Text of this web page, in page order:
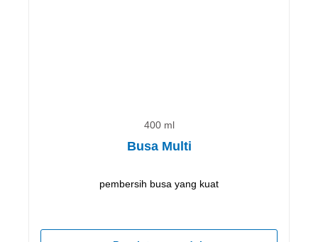
400 ml
Busa Multi
pembersih busa yang kuat